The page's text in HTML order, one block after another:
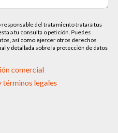
del tratamiento tratará tus
a tu consulta o petición. Puedes
así como ejercer otros derechos
y detallada sobre la protección de datos
comercial
términos legales